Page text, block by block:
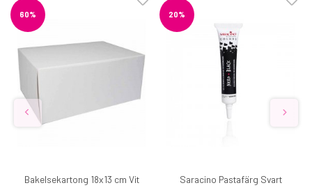
60%
Bakelsekartong 18x13 cm Vit
20%
Saracino Pastafärg Svart